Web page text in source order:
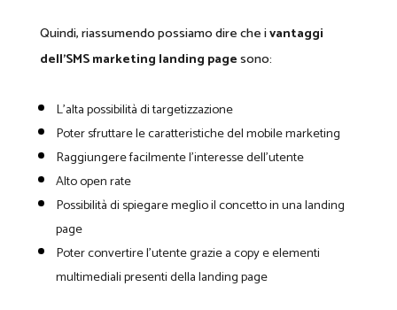
Quindi, riassumendo possiamo dire che ivantaggi
dell’SMS marketing landing pagesono:
L’alta possibilità di targetizzazione
Poter sfruttare le caratteristiche del mobile marketing
Raggiungere facilmente l’interesse dell’utente
Alto open rate
Possibilità di spiegare meglio il concetto in una landing
page
Poter convertire l’utente grazie a copy e elementi
multimediali presenti della landing page